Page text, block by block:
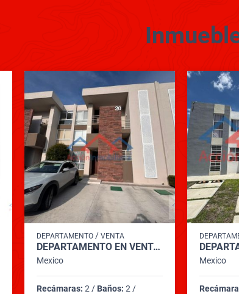
DEPARTAMENTO/ VENTA
DEPARTAMENTO EN VENTA CONDOMINIO ZANIAH II, FRACC ZAKIA, EL MARQUES
Mexico
Recámaras: 2 / Baños: 2 /
Mexico